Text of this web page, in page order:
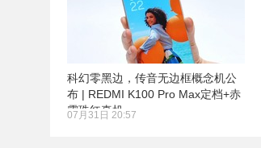
科幻零黑边，传音无边框概念机公
布 | REDMI K100 Pro Max定档+赤
霞珠红真机
07月31日 20:57